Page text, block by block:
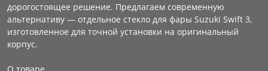
дорогостоящее решение. Предлагаем современную
альтернативу — отдельное стекло для фары Suzuki Swift 3,
изготовленное для точной установки на оригинальный
корпус.